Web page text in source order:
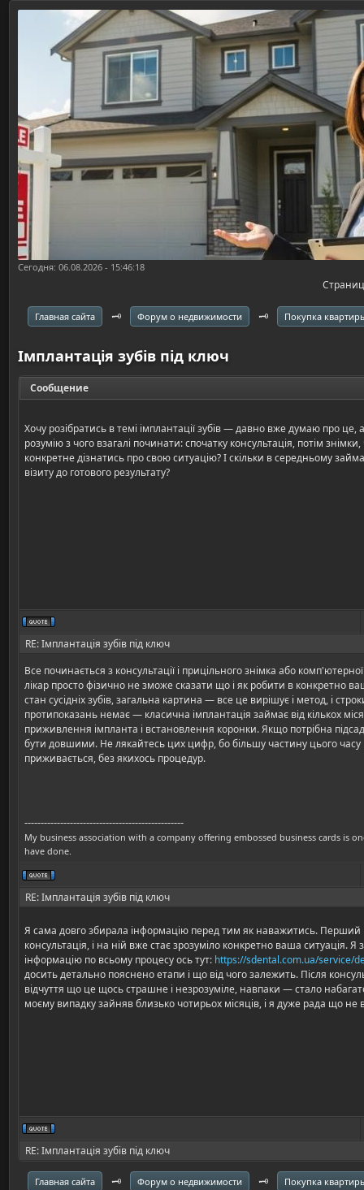
Сегодня: 06.08.2026 - 15:46:18
Главная сайта 🗝️ Форум о недвижимости 🗝️ Покупка
Імплантація зубів під ключ
Сообщение
Хочу розібратись в темі імплантації зубів — давно вже думаю про це,
розумію з чого взагалі починати: спочатку консультація, потім
конкретне дізнатись про свою ситуацію? І скільки в середньому
візиту до готового результату?
RE: Імплантація зубів під ключ
Все починається з консультації і прицільного знімка або
лікар просто фізично не зможе сказати що і як робити в конкретно
стан сусідніх зубів, загальна картина — все це вирішує і метод, і
протипоказань немає — класична імплантація займає від кількох
приживлення імпланта і встановлення коронки. Якщо потрібна
бути довшими. Не лякайтесь цих цифр, бо більшу частину цього часу
приживається, без якихось процедур.
-------------------------------------------------
My business association with a company offering embossed business cards is
have done.
RE: Імплантація зубів під ключ
Я сама довго збирала інформацію перед тим як наважитись. Перший
консультація, і на ній вже стає зрозуміло конкретно ваша ситуація.
інформацію по всьому процесу ось тут: https://sdental.com.ua/service/
досить детально пояснено етапи і що від чого залежить. Після
відчуття що це щось страшне і незрозуміле, навпаки — стало
моєму випадку зайняв близько чотирьох місяців, і я дуже рада що не
RE: Імплантація зубів під ключ
Главная сайта 🗝️ Форум о недвижимости 🗝️ Покупка